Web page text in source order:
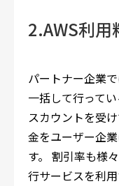
2.AWS利用
パートナー企業
一括して行って
スカウントを受
金をユーザー企
す。 割引率も様
行サービスを利